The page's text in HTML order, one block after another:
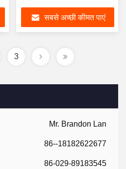
Mr. Brandon Lan
86--18182622677
86-029-89183545
Openresty
सबसे अच्छी कीमत पाएं
3